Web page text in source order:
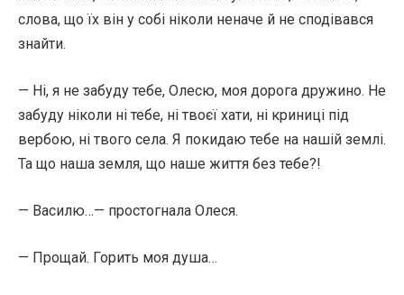
слова, що їх він у собі ніколи неначе й не сподівався
знайти.
— Ні, я не забуду тебе, Олесю, моя дорога дружино. Не
забуду ніколи ні тебе, ні твоєї хати, ні криниці під
вербою, ні твого села. Я покидаю тебе на нашій землі.
Та що наша земля, що наше життя без тебе?!
— Василю…— простогнала Олеся.
— Прощай. Горить моя душа…